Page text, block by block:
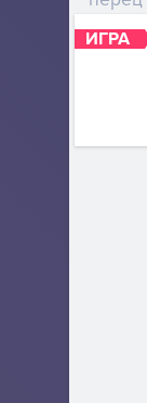
ИГРА